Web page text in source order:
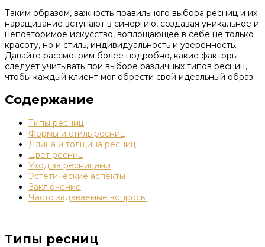
Таким образом, важность правильного выбора ресниц и их
наращивание вступают в синергию, создавая уникальное и
неповторимое искусство, воплощающее в себе не только
красоту, но и стиль, индивидуальность и уверенность.
Давайте рассмотрим более подробно, какие факторы
следует учитывать при выборе различных типов ресниц,
чтобы каждый клиент мог обрести свой идеальный образ.
Содержание
Типы ресниц
Формы и стиль ресниц
Длина и толщина ресниц
Цвет ресниц
Уход за ресницами
Эстетические аспекты
Заключение
Часто задаваемые вопросы
Типы ресниц